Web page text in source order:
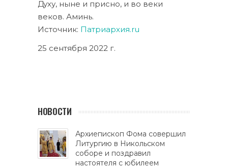
Духу, ныне и присно, и во веки
веков. Аминь.
Источник: Патриархия.ru
25 сентября 2022 г.
НОВОСТИ
Архиепископ Фома совершил
Литургию в Никольском
соборе и поздравил
настоятеля с юбилеем